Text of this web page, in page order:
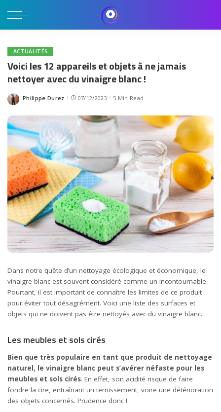
ACTUALITÉS
Voici les 12 appareils et objets à ne jamais
nettoyer avec du vinaigre blanc !
Posted
Philippe Durez 07/12/2023 5 Min Read
Dans notre quête d’un nettoyage écologique et économique, le
vinaigre blanc est souvent considéré comme un incontournable.
Pourtant, il est important de connaître les limites de ce produit
pour éviter tout désagrément. Voici une liste des surfaces et
objets qui ne doivent pas être nettoyés avec du vinaigre blanc.
Les meubles et sols cirés
Bien que très populaire en tant que produit de nettoyage
naturel, le vinaigre blanc peut s’avérer néfaste pour les
meubles et sols cirés. En effet, son acidité risque de faire
fondre la cire, entraînant un ternissement, voire une détérioration
des objets concernés. Prudence donc !